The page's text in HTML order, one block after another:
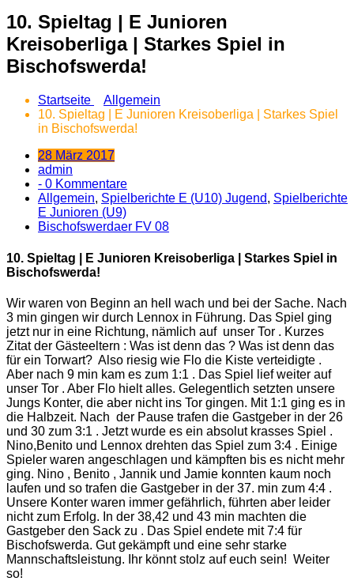
10. Spieltag | E Junioren
Kreisoberliga | Starkes Spiel in
Bischofswerda!
Startseite
Allgemein
10. Spieltag | E Junioren Kreisoberliga | Starkes Spiel
in Bischofswerda!
28 März 2017
admin
- 0 Kommentare
Allgemein, Spielberichte E (U10) Jugend, Spielberichte
E Junioren (U9)
Bischofswerdaer FV 08
10. Spieltag | E Junioren Kreisoberliga | Starkes Spiel in
Bischofswerda!
Wir waren von Beginn an hell wach und bei der Sache. Nach
3 min gingen wir durch Lennox in Führung. Das Spiel ging
jetzt nur in eine Richtung, nämlich auf unser Tor . Kurzes
Zitat der Gästeeltern : Was ist denn das ? Was ist denn das
für ein Torwart? Also riesig wie Flo die Kiste verteidigte .
Aber nach 9 min kam es zum 1:1 . Das Spiel lief weiter auf
unser Tor . Aber Flo hielt alles. Gelegentlich setzten unsere
Jungs Konter, die aber nicht ins Tor gingen. Mit 1:1 ging es in
die Halbzeit. Nach der Pause trafen die Gastgeber in der 26
und 30 zum 3:1 . Jetzt wurde es ein absolut krasses Spiel .
Nino,Benito und Lennox drehten das Spiel zum 3:4 . Einige
Spieler waren angeschlagen und kämpften bis es nicht mehr
ging. Nino , Benito , Jannik und Jamie konnten kaum noch
laufen und so trafen die Gastgeber in der 37. min zum 4:4 .
Unsere Konter waren immer gefährlich, führten aber leider
nicht zum Erfolg. In der 38,42 und 43 min machten die
Gastgeber den Sack zu . Das Spiel endete mit 7:4 für
Bischofswerda. Gut gekämpft und eine sehr starke
Mannschaftsleistung. Ihr könnt stolz auf euch sein! Weiter
so!